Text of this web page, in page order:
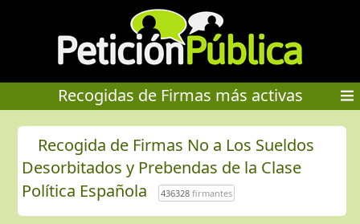
Recogidas de Firmas más activas
Recogida de Firmas No a Los Sueldos
Desorbitados y Prebendas de la Clase
Política Española
436328firmantes